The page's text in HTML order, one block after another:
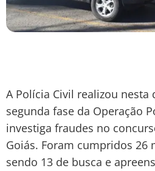
A Polícia Civil realizou nesta
segunda fase da Operação
investiga fraudes no
Goiás. Foram cumpridos 26
sendo 13 de busca e